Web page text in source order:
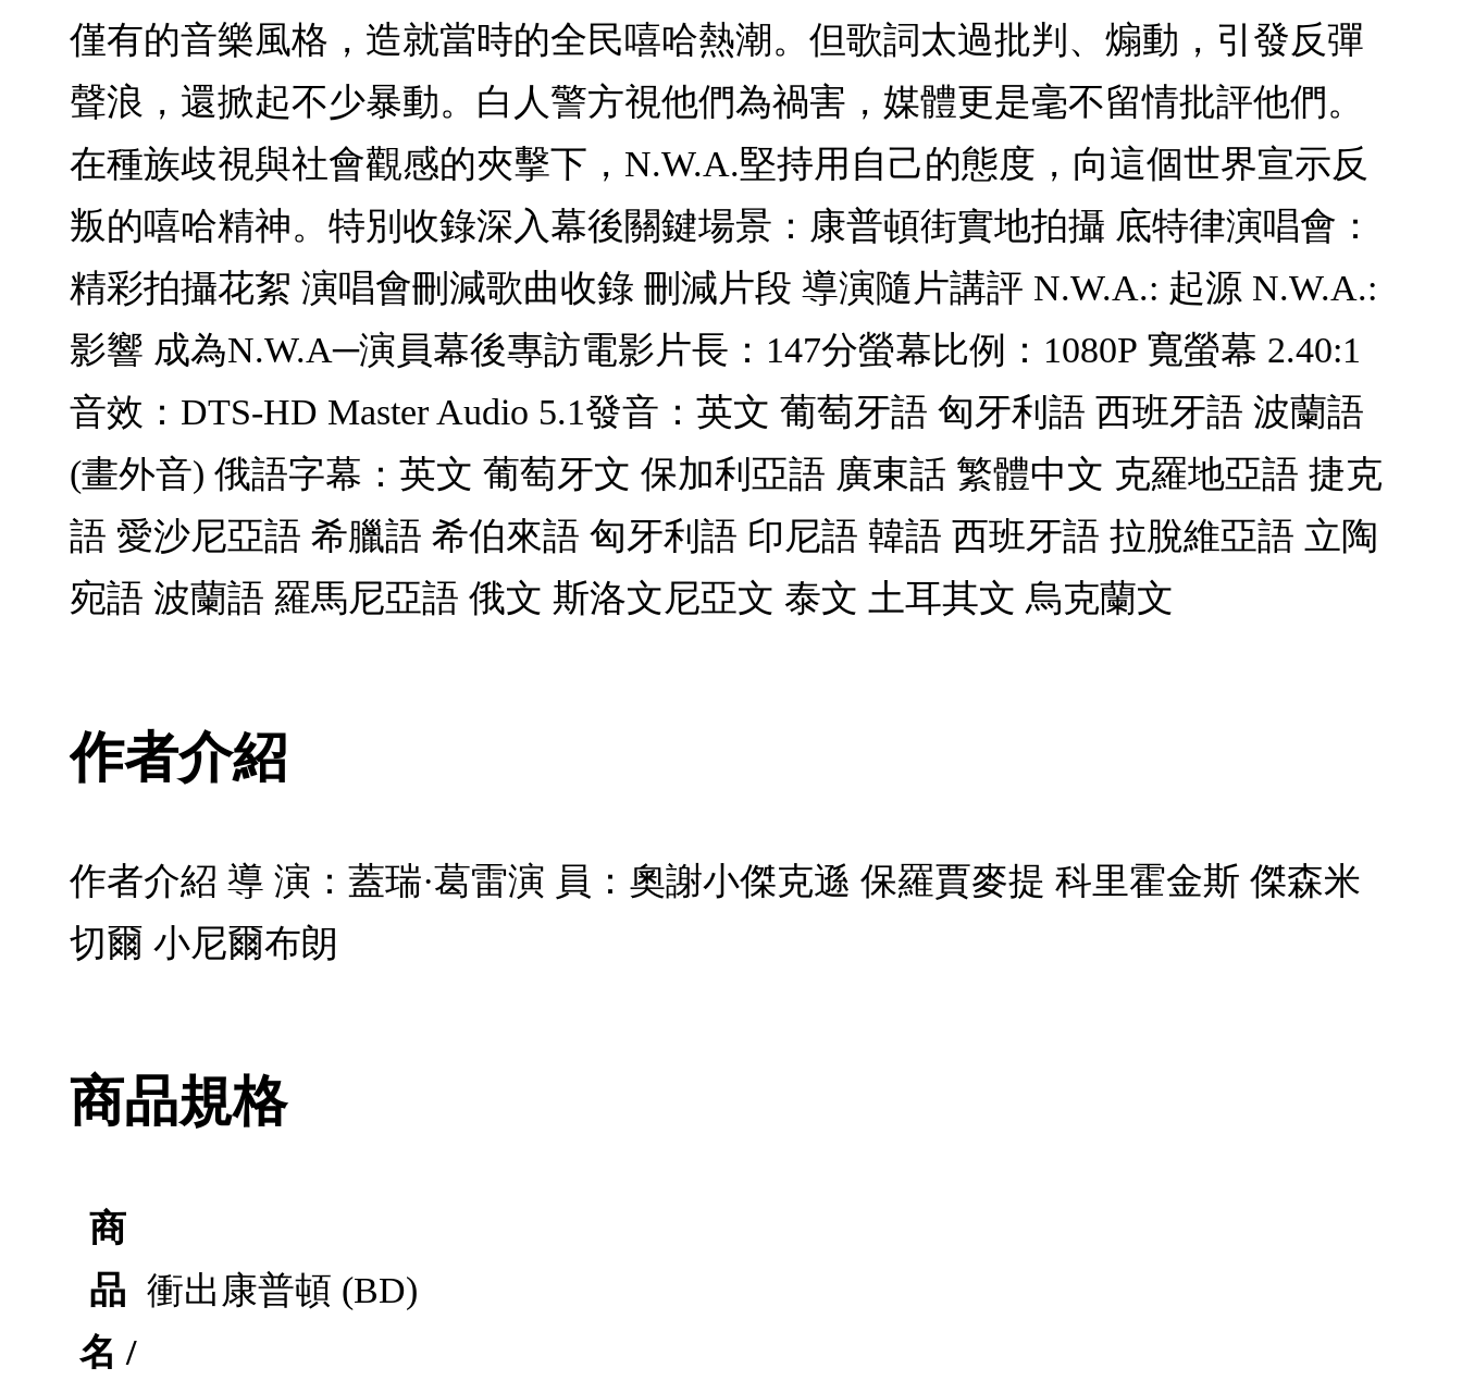
僅有的音樂風格，造就當時的全民嘻哈熱潮。但歌詞太過批判、煽動，引發反彈
聲浪，還掀起不少暴動。白人警方視他們為禍害，媒體更是毫不留情批評他們。
在種族歧視與社會觀感的夾擊下，N.W.A.堅持用自己的態度，向這個世界宣示反
叛的嘻哈精神。特別收錄深入幕後關鍵場景：康普頓街實地拍攝 底特律演唱會：
精彩拍攝花絮 演唱會刪減歌曲收錄 刪減片段 導演隨片講評 N.W.A.: 起源 N.W.A.:
影響 成為N.W.A─演員幕後專訪電影片長：147分螢幕比例：1080P 寬螢幕 2.40:1
音效：DTS-HD Master Audio 5.1發音：英文 葡萄牙語 匈牙利語 西班牙語 波蘭語
(畫外音) 俄語字幕：英文 葡萄牙文 保加利亞語 廣東話 繁體中文 克羅地亞語 捷克
語 愛沙尼亞語 希臘語 希伯來語 匈牙利語 印尼語 韓語 西班牙語 拉脫維亞語 立陶
宛語 波蘭語 羅馬尼亞語 俄文 斯洛文尼亞文 泰文 土耳其文 烏克蘭文
作者介紹
作者介紹 導 演：蓋瑞·葛雷演 員：奧謝小傑克遜 保羅賈麥提 科里霍金斯 傑森米
切爾 小尼爾布朗
商品規格
商
品
名 /
衝出康普頓 (BD)